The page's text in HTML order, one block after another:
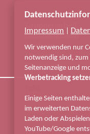
Impressum
Wir verwenden nur
notwendig sind, zum
Seitenanzeige und
Werbetracking
Einige Seiten
im erweiterten
Laden oder
YouTube/Google
Arbeitsbuch
Gruppenarbeit
Geschenkideen
Umfrage
Umwelt
Gästebuch
Über unser Team
Impressum
AGB